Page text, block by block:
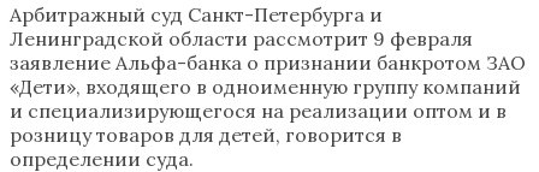
Арбитражный суд Санкт-Петербурга и
Ленинградской области рассмотрит 9 февраля
заявление Альфа-банка о признании банкротом ЗАО
«Дети», входящего в одноименную группу компаний
и специализирующегося на реализации оптом и в
розницу товаров для детей, говорится в
определении суда.